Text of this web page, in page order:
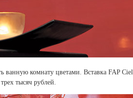
ванную комнату цветами. Вставка FAP
тысяч рублей.